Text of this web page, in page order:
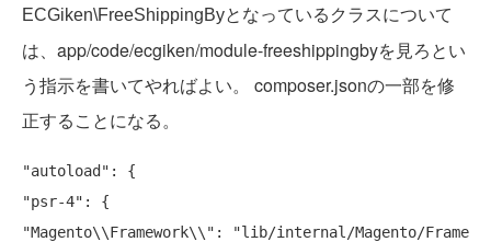
ECGiken\FreeShippingByとなっているクラスについて
は、app/code/ecgiken/module-freeshippingbyを見ろとい
う指示を書いてやればよい。 composer.jsonの一部を修
正することになる。
"autoload": {
"psr-4": {
"Magento\\Framework\\": "lib/internal/Magento/